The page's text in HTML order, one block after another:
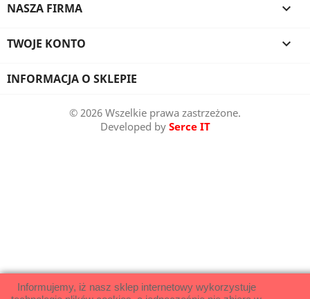
NASZA FIRMA 
TWOJE KONTO 
INFORMACJA O SKLEPIE
Informujemy, iż nasz sklep internetowy wykorzystuje
© 2026 Wszelkie prawa zastrzeżone.
Developed by Serce IT